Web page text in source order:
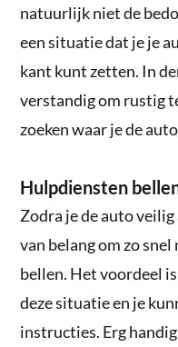
natuurlijk niet de
een situatie dat je je
kant kunt zetten. In
verstandig om rustig
zoeken waar je de
Hulpdiensten
Zodra je de auto
van belang om zo
bellen. Het voordeel
deze situatie en je
instructies. Erg